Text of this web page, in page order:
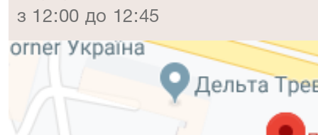
з 12:00 до 12:45